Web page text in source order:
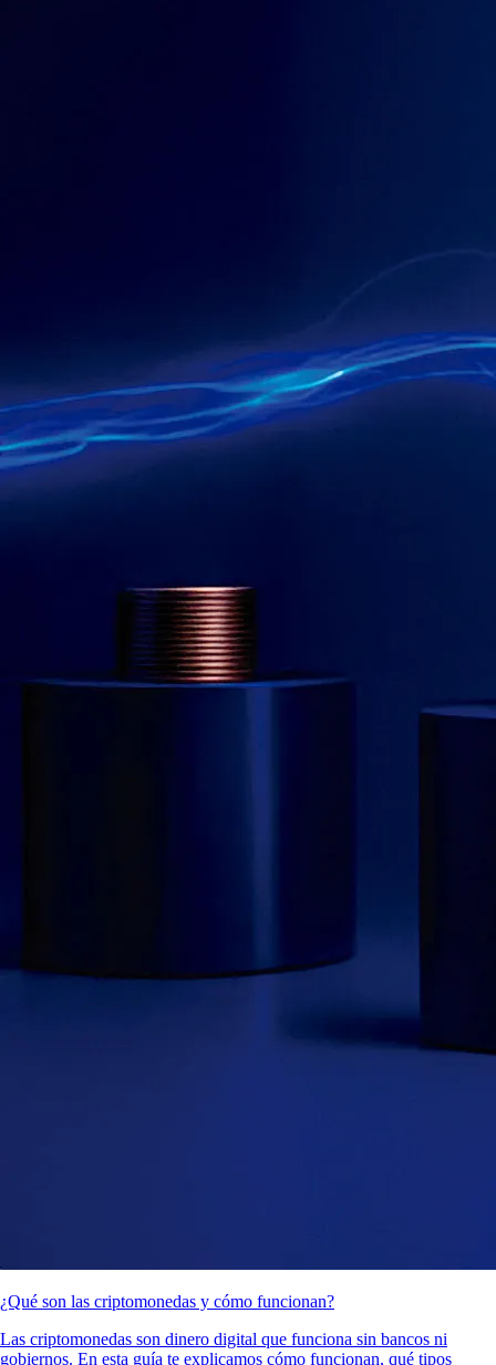
¿Qué son las criptomonedas y cómo funcionan?
Las criptomonedas son dinero digital que funciona sin bancos ni
gobiernos. En esta guía te explicamos cómo funcionan, qué tipos